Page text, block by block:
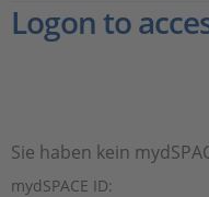
Logon to
Sie haben kein
mydSPACE ID: